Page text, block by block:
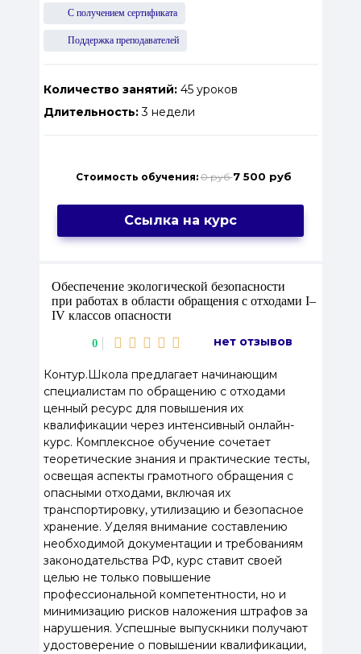
С получением сертификата
Поддержка преподавателей
Количество занятий:45 уроков
Длительность:3 недели
Стоимость обучения: 0 руб7 500 руб
Ссылка на курс
Обеспечение экологической безопасности
при работах в области обращения с отходами I–
IV классов опасности
0 нет отзывов
Контур.Школа предлагает начинающим
специалистам по обращению с отходами
ценный ресурс для повышения их
квалификации через интенсивный онлайн-
курс. Комплексное обучение сочетает
теоретические знания и практические тесты,
освещая аспекты грамотного обращения с
опасными отходами, включая их
транспортировку, утилизацию и безопасное
хранение. Уделяя внимание составлению
необходимой документации и требованиям
законодательства РФ, курс ставит своей
целью не только повышение
профессиональной компетентности, но и
минимизацию рисков наложения штрафов за
нарушения. Успешные выпускники получают
удостоверение о повышении квалификации,